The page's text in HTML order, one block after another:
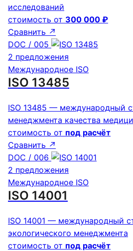
исследований
стоимость от 300 000 ₽
Сравнить ↗
DOC / 005
2 предложения
Международное ISO
ISO 13485
ISO 13485 — международный
менеджмента качества
стоимость от под расчёт
Сравнить ↗
DOC / 006
2 предложения
Международное ISO
ISO 14001
ISO 14001 — международный
экологического менеджмента
стоимость от под расчёт